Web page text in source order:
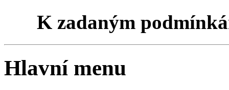
K zadaným
Hlavní menu